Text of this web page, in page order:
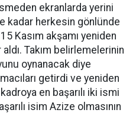
ekranlarda yerini
kadar herkesin gönlünde
Kasım akşamı yeniden
Takım belirlemelerinin
oynanacak diye
getirdi ve yeniden
en başarılı iki ismi
isim Azize olmasının